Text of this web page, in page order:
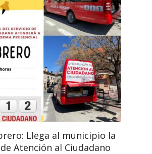
Llega al municipio la
Atención al Ciudadano